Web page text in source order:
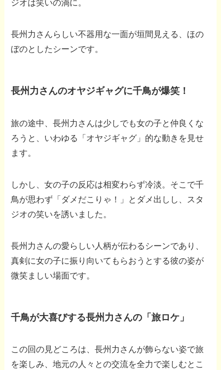
ジオは笑いの渦に。
長州力さんらしい不器用な一面が垣間見える、ほの
ぼのとしたシーンです。
長州力さんのオヤジギャグに千鳥が爆笑！
旅の途中、長州力さんは少しでも女の子と仲良くな
ろうと、いわゆる「オヤジギャグ」的な動きを見せ
ます。
しかし、女の子の反応は相変わらず冷淡。そこで千
鳥が思わず「ダメだこりゃ！」とダメ出しし、スタ
ジオの笑いを誘いました。
長州力さんの愛らしい人柄が伝わるシーンであり、
真剣に女の子に振り向いてもらおうとする彼の姿が
微笑ましい場面です。
千鳥が大喜びする長州力さんの「旅ロケ」
この回の見どころは、長州力さんが飾らない姿で旅
を楽しみ、地元の人々との交流を全力で楽しむとこ